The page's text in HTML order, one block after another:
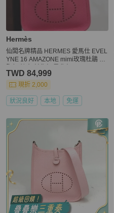
Hermès
仙闆名牌精品 HERMES 愛馬仕 EVEL
YNE 16 AMAZONE mimi玫瑰杜鵑 胭
TWD 84,999
現折 2,000
狀況良好 本地 免運